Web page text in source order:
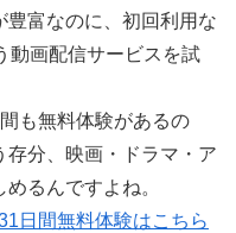
豊富なのに、初回利用な
動画配信サービスを試
も無料体験があるの
存分、映画・ドラマ・ア
るんですよね。
日間無料体験はこちら